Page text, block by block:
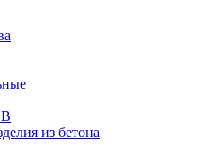
из бетона